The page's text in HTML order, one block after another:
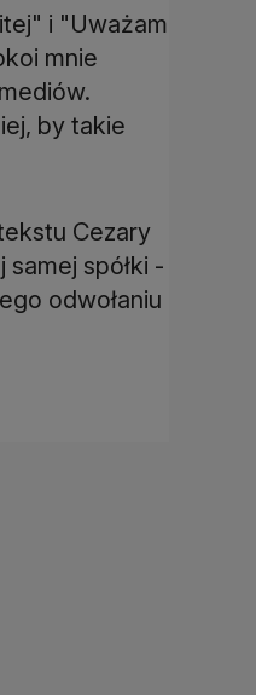
i "Uważam
mnie
by takie
Cezary
spółki -
odwołaniu